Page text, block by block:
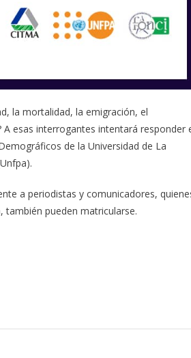
la mortalidad, la emigración, el
esas interrogantes intentará responder
de la Universidad de La
a periodistas y comunicadores,
pueden matricularse.